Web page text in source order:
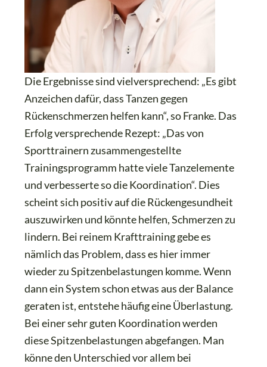
Die Ergebnisse sind vielversprechend: „Es gibt
Anzeichen dafür, dass Tanzen gegen
Rückenschmerzen helfen kann“, so Franke. Das
Erfolg versprechende Rezept: „Das von
Sporttrainern zusammengestellte
Trainingsprogramm hatte viele Tanzelemente
und verbesserte so die Koordination“. Dies
scheint sich positiv auf die Rückengesundheit
auszuwirken und könnte helfen, Schmerzen zu
lindern. Bei reinem Krafttraining gebe es
nämlich das Problem, dass es hier immer
wieder zu Spitzenbelastungen komme. Wenn
dann ein System schon etwas aus der Balance
geraten ist, entstehe häufig eine Überlastung.
Bei einer sehr guten Koordination werden
diese Spitzenbelastungen abgefangen. Man
könne den Unterschied vor allem bei